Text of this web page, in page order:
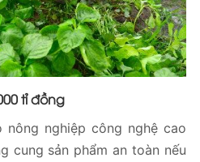
tỉ đồng
nông nghiệp công nghệ cao
cung sản phẩm an toàn nếu